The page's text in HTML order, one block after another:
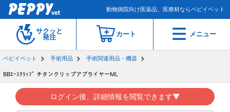
動物病院向け医薬品、医療材ならペピイベット
サクッと
発注
カート メニュー
ペピイベット 手術用品 手術関連用品・機器
BBｴｰｽｸﾗｯﾌﾟ チタンクリップアプライヤーML
ログイン後、詳細情報を閲覧できます▼